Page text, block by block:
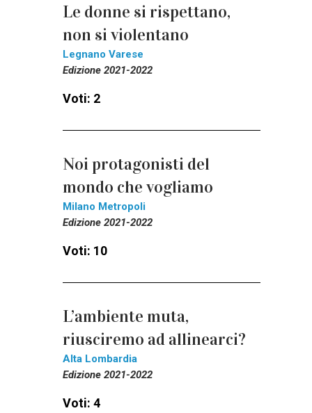
Le donne si rispettano,
non si violentano
Legnano Varese
Edizione 2021-2022
Voti: 2
Noi protagonisti del
mondo che vogliamo
Milano Metropoli
Edizione 2021-2022
Voti: 10
L’ambiente muta,
riusciremo ad allinearci?
Alta Lombardia
Edizione 2021-2022
Voti: 4